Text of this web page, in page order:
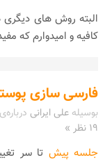
البته روش های
کافیه و امیدوارم که
فارسی سازی
بوسیله علی ایرانی
۱۹ نظر »
جلسه پیش